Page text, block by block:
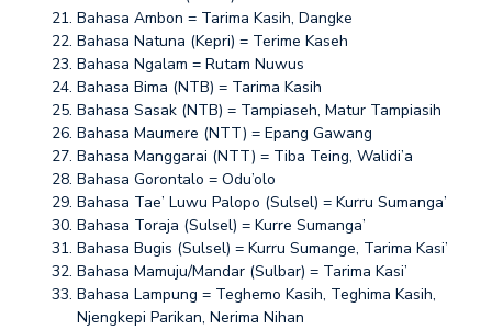
Bahasa Ambon = Tarima Kasih, Dangke
Bahasa Natuna (Kepri) = Terime Kaseh
Bahasa Ngalam = Rutam Nuwus
Bahasa Bima (NTB) = Tarima Kasih
Bahasa Sasak (NTB) = Tampiaseh, Matur Tampiasih
Bahasa Maumere (NTT) = Epang Gawang
Bahasa Manggarai (NTT) = Tiba Teing, Walidi’a
Bahasa Gorontalo = Odu’olo
Bahasa Tae’ Luwu Palopo (Sulsel) = Kurru Sumanga’
Bahasa Toraja (Sulsel) = Kurre Sumanga’
Bahasa Bugis (Sulsel) = Kurru Sumange, Tarima Kasi’
Bahasa Mamuju/Mandar (Sulbar) = Tarima Kasi’
Bahasa Lampung = Teghemo Kasih, Teghima Kasih,
Njengkepi Parikan, Nerima Nihan